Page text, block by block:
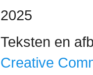
2025
Teksten en
Creative